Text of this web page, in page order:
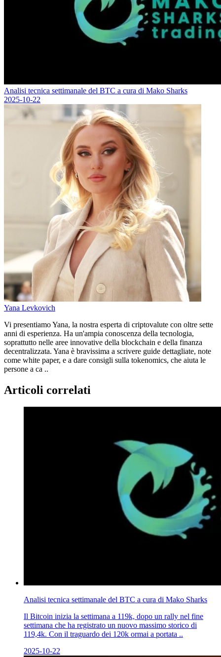
Analisi tecnica settimanale del BTC a cura di Mako Sharks
2025-10-22
Yana Levkovich
Vi presentiamo Yana, la nostra esperta di criptovalute con oltre sette
anni di esperienza. Ha un'ampia conoscenza della tecnologia,
soprattutto nelle aree innovative della blockchain e della finanza
decentralizzata. Yana è bravissima a scrivere guide dettagliate, note
come white paper, e a dare consigli sulla tokenomics, che aiuta le
persone a ca ..
Articoli correlati
Analisi tecnica settimanale del BTC a cura di Mako Sharks
Il Bitcoin inizia la settimana a 119k, dopo un rally nel fine
settimana che ha registrato un nuovo massimo storico di
119,4k. Con il traguardo dei 120k ormai a portata ..
2025-10-22